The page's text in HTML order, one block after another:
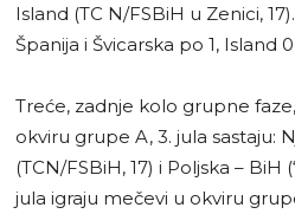
Island (TC N/FSBiH u Zenici,
Španija i Švicarska po 1, Island
Treće, zadnje kolo grupne faze,
okviru grupe A, 3. jula sastaju:
(TCN/FSBiH, 17) i Poljska – BiH
jula igraju mečevi u okviru